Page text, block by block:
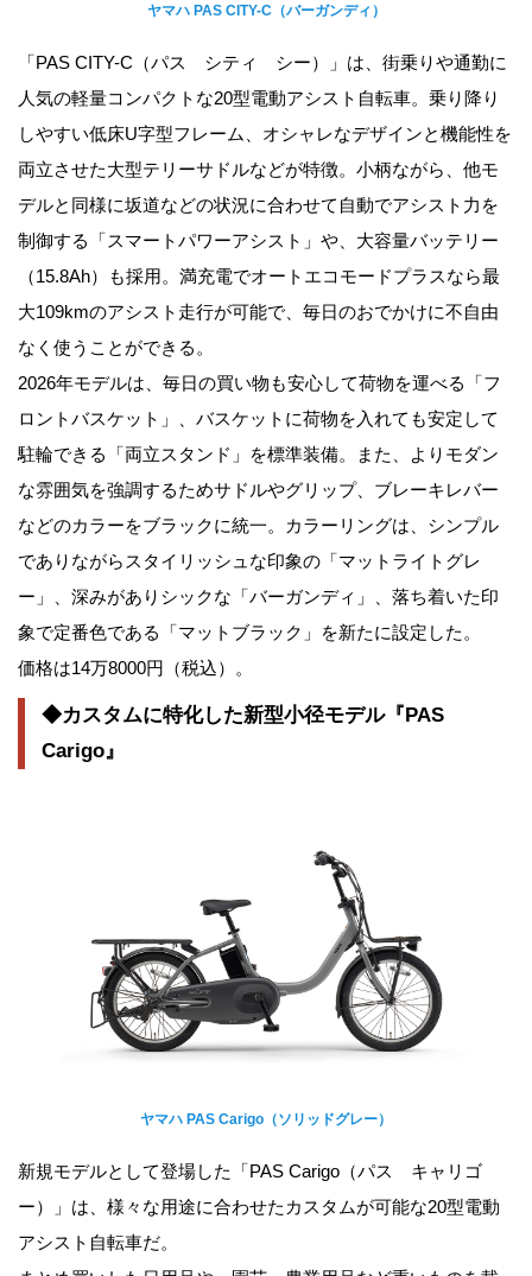
ヤマハ PAS CITY-C（バーガンディ）
「PAS CITY-C（パス シティ シー）」は、街乗りや通勤に
人気の軽量コンパクトな20型電動アシスト自転車。乗り降り
しやすい低床U字型フレーム、オシャレなデザインと機能性を
両立させた大型テリーサドルなどが特徴。小柄ながら、他モ
デルと同様に坂道などの状況に合わせて自動でアシスト力を
制御する「スマートパワーアシスト」や、大容量バッテリー
（15.8Ah）も採用。満充電でオートエコモードプラスなら最
大109kmのアシスト走行が可能で、毎日のおでかけに不自由
なく使うことができる。
2026年モデルは、毎日の買い物も安心して荷物を運べる「フ
ロントバスケット」、バスケットに荷物を入れても安定して
駐輪できる「両立スタンド」を標準装備。また、よりモダン
な雰囲気を強調するためサドルやグリップ、ブレーキレバー
などのカラーをブラックに統一。カラーリングは、シンプル
でありながらスタイリッシュな印象の「マットライトグレ
ー」、深みがありシックな「バーガンディ」、落ち着いた印
象で定番色である「マットブラック」を新たに設定した。
価格は14万8000円（税込）。
◆カスタムに特化した新型小径モデル『PAS
Carigo』
ヤマハ PAS Carigo（ソリッドグレー）
新規モデルとして登場した「PAS Carigo（パス キャリゴ
ー）」は、様々な用途に合わせたカスタムが可能な20型電動
アシスト自転車だ。